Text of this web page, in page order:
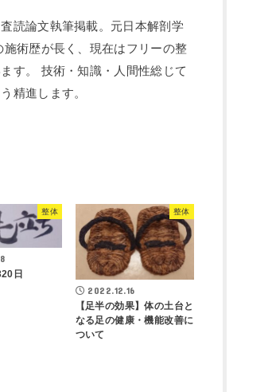
読論文執筆掲載。元日本解剖学
術歴が長く、現在はフリーの整
す。 技術・知識・人間性総じて
精進します。
整体
日
整体
2022.12.16
【足半の効果】体の土台と
なる足の健康・機能改善に
ついて